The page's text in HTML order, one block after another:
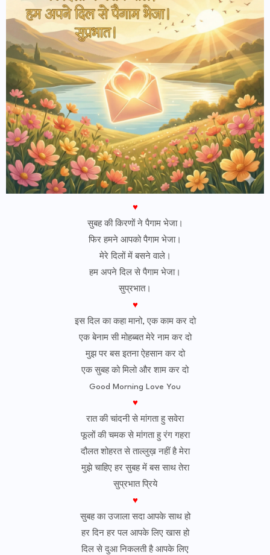
♥
सुबह की किरणों ने पैगाम भेजा।
फिर हमने आपको पैगाम भेजा।
मेरे दिलों में बसने वाले।
हम अपने दिल से पैगाम भेजा।
सुप्रभात।
♥
इस दिल का कहा मानो, एक काम कर दो
एक बेनाम सी मोहब्बत मेरे नाम कर दो
मुझ पर बस इतना ऐहसान कर दो
एक सुबह को मिलो और शाम कर दो
Good Morning Love You
♥
रात की चांदनी से मांगता हु सवेरा
फूलों की चमक से मांगता हु रंग गहरा
दौलत शोहरत से ताल्लुख़ नहीं है मेरा
मुझे चाहिए हर सुबह में बस साथ तेरा
सुप्रभात प्रिये
♥
सुबह का उजाला सदा आपके साथ हो
हर दिन हर पल आपके लिए खास हो
दिल से दुआ निकलती है आपके लिए